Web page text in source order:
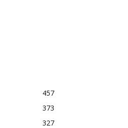
457
373
327